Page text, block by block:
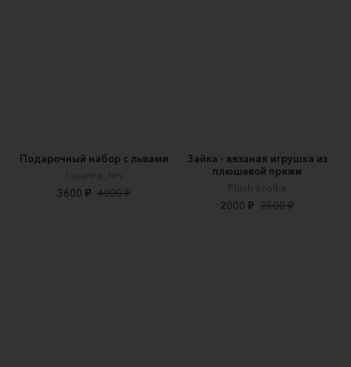
Подарочный набор с львами
losanna_hm
3600 ₽ 4000 ₽
Зайка - вязаная игрушка из
плюшевой пряжи
Plush-krolka
2000 ₽ 2500 ₽